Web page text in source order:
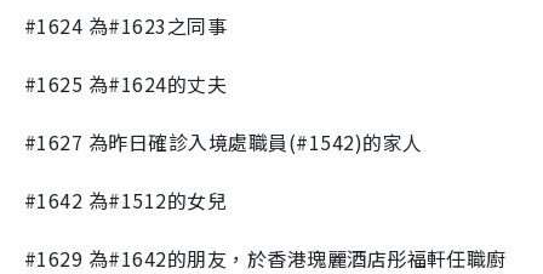
#1624 為#1623之同事
#1625 為#1624的丈夫
#1627 為昨日確診入境處職員(#1542)的家人
#1642 為#1512的女兒
#1629 為#1642的朋友，於香港瑰麗酒店彤福軒任職廚